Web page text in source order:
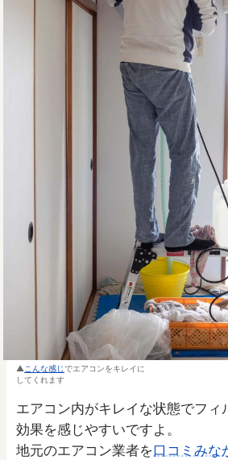
こんな感じでエアコンをキレイに
してくれます
エアコン内がキレイな状態でフィ
効果を感じやすいですよ。
地元のエアコン業者を口コミみな